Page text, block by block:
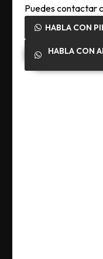
Puedes contactar
HABLA CON
HABLA CON